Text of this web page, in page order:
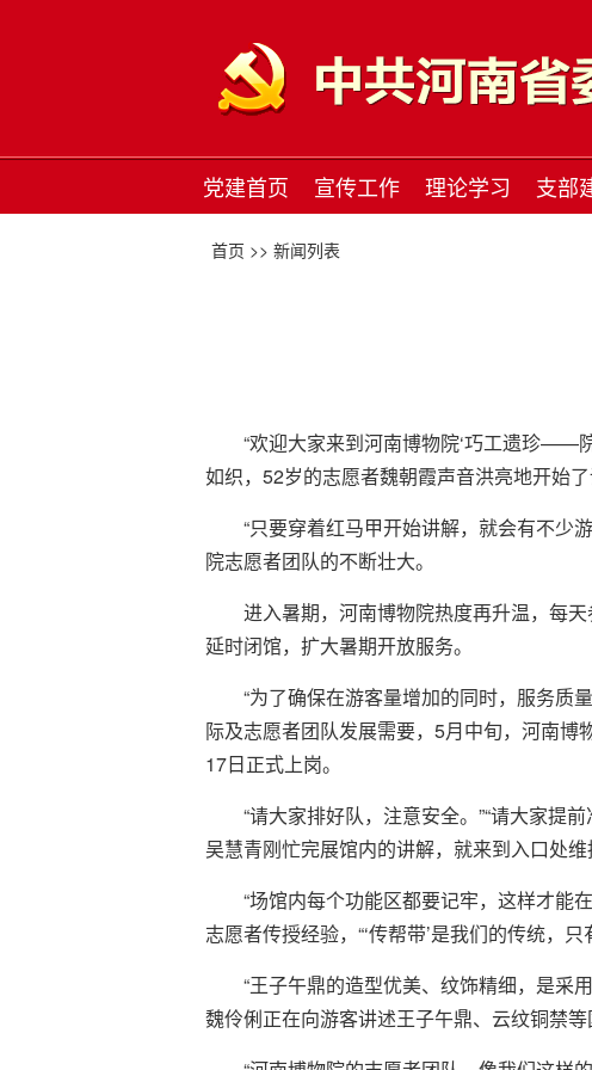
党建首页 宣传工作 理论学习 支部
首页 >> 新闻列表
“欢迎大家来到河南博物院‘巧工遗珍——
如织，52岁的志愿者魏朝霞声音洪亮地开始了
“只要穿着红马甲开始讲解，就会有不少
院志愿者团队的不断壮大。
进入暑期，河南博物院热度再升温，每
延时闭馆，扩大暑期开放服务。
“为了确保在游客量增加的同时，服务质
际及志愿者团队发展需要，5月中旬，河南
17日正式上岗。
“请大家排好队，注意安全。”“请大家
吴慧青刚忙完展馆内的讲解，就来到入口处
“场馆内每个功能区都要记牢，这样才
志愿者传授经验，“‘传帮带’是我们的传统，
“王子午鼎的造型优美、纹饰精细，是
魏伶俐正在向游客讲述王子午鼎、云纹铜禁等